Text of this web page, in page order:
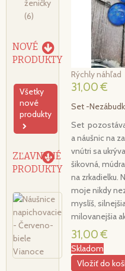
ženičky
(6)
NOVÉ
PRODUKTY
Všetky
nové
produkty
ZĽAVNENÉ
PRODUKTY
Náušnice
napichovacie
-
Červeno-
biele
Vianoce
Rýchly náhľad
31,00 €
Set -
Set
a náušnic na
vnútri sa
šikovná,
na zrkadielku.
moje nikdy
myslíš,
milovanejšia
31,00 €
Skladom
Vložiť do